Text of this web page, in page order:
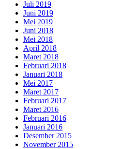
Juli 2019
Juni 2019
Mei 2019
Juni 2018
Mei 2018
April 2018
Maret 2018
Februari 2018
Januari 2018
Mei 2017
Maret 2017
Februari 2017
Maret 2016
Februari 2016
Januari 2016
Desember 2015
November 2015